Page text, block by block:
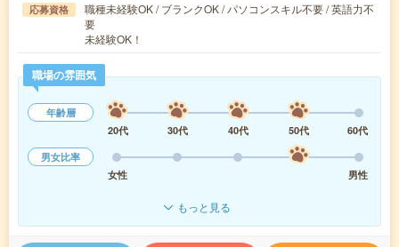
応募資格
職種未経験OK / ブランクOK / パソコンスキル不要 / 英語力不
要
未経験OK！
職場の雰囲気
年齢層
20代
30代 40代 50代
60代
男女比率
女性
男性
もっと見る